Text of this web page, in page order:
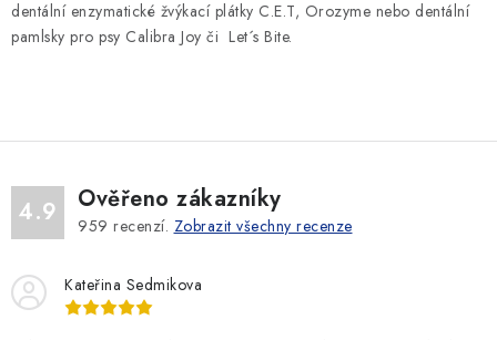
k
y
s
u
n
í
dentální enzymatické žvýkací plátky C.E.T, Orozyme nebo dentální
pamlsky pro psy Calibra Joy či Let´s Bite.
4.9 Ověřeno zákazníky
959 recenzí. Zobrazit všechny recenze
Kateřina Sedmikova